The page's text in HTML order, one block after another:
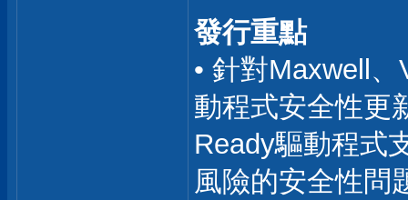
發行重點
• 針對Maxwell
動程式安全性更
Ready驅動程式
風險的安全性問